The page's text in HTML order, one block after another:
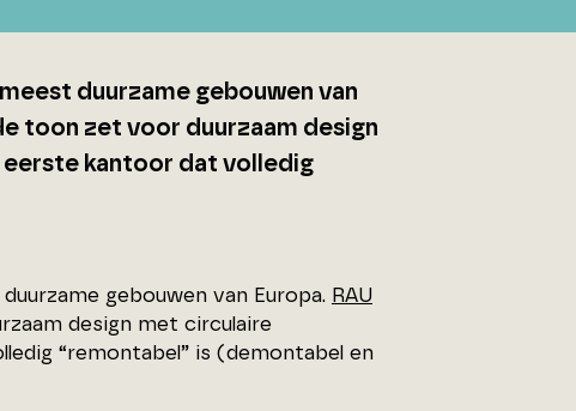
duurzame gebouwen van
toon zet voor duurzaam design
kantoor dat volledig
gebouwen van Europa. RAU
design met circulaire
“remontabel” is (demontabel en